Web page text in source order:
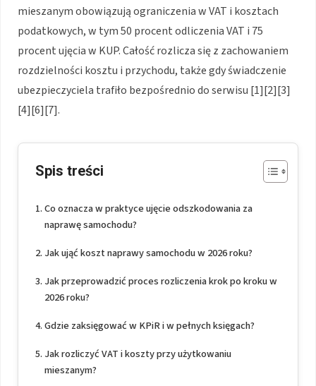
mieszanym obowiązują ograniczenia w VAT i kosztach
podatkowych, w tym 50 procent odliczenia VAT i 75
procent ujęcia w KUP. Całość rozlicza się z zachowaniem
rozdzielności kosztu i przychodu, także gdy świadczenie
ubezpieczyciela trafiło bezpośrednio do serwisu [1][2][3]
[4][6][7].
Spis treści
Co oznacza w praktyce ujęcie odszkodowania za
naprawę samochodu?
Jak ująć koszt naprawy samochodu w 2026 roku?
Jak przeprowadzić proces rozliczenia krok po kroku w
2026 roku?
Gdzie zaksięgować w KPiR i w pełnych księgach?
Jak rozliczyć VAT i koszty przy użytkowaniu
mieszanym?